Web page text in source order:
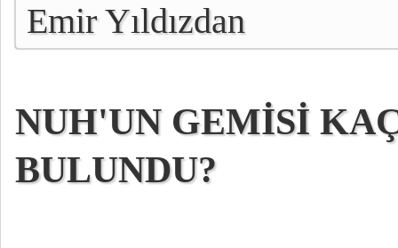
Emir Yıldızdan
NUH'UN GEMİSİ
BULUNDU?